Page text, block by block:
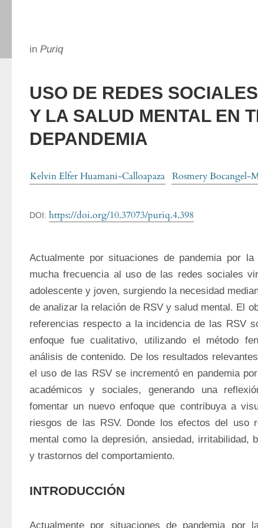
in Puriq
USO DE REDES
Y LA SALUD MENTAL EN
DEPANDEMIA
Kelvin Elfer Huamani-Calloapaza Rosmery Bocangel-
DOI: https://doi.org/10.37073/puriq.4.398
Actualmente por situaciones de pandemia por
mucha frecuencia al uso de las redes sociales
adolescente y joven, surgiendo la necesidad
de analizar la relación de RSV y salud mental. El
referencias respecto a la incidencia de las RSV
enfoque fue cualitativo, utilizando el método
análisis de contenido. De los resultados
el uso de las RSV se incrementó en pandemia
académicos y sociales, generando una
fomentar un nuevo enfoque que contribuya a
riesgos de las RSV. Donde los efectos del uso
mental como la depresión, ansiedad, irritabilidad,
y trastornos del comportamiento.
INTRODUCCIÓN
Actualmente por situaciones de pandemia por